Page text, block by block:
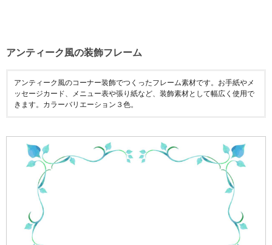
アンティーク風の装飾フレーム
アンティーク風のコーナー装飾でつくったフレーム素材です。お手紙やメ
ッセージカード、メニュー表や張り紙など、装飾素材として幅広く使用で
きます。カラーバリエーション３色。